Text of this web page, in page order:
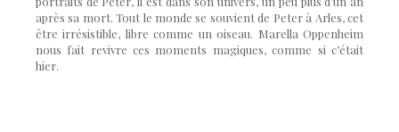
après sa mort. Tout le monde se souvient de Peter à Arles, cet
être irrésistible, libre comme un oiseau. Marella Oppenheim
nous fait revivre ces moments magiques, comme si c’était
hier.